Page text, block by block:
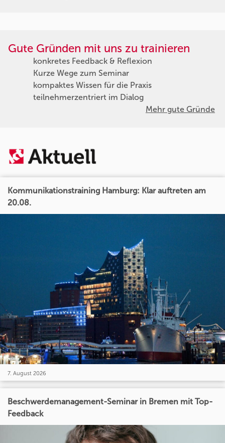
Gute Gründen mit uns zu trainieren
konkretes Feedback & Reflexion
Kurze Wege zum Seminar
kompaktes Wissen für die Praxis
teilnehmerzentriert im Dialog
Mehr gute Gründe
Kommunikationstraining Hamburg: Klar auftreten am
20.08.
7. August 2026
Beschwerdemanagement-Seminar in Bremen mit Top-
Feedback